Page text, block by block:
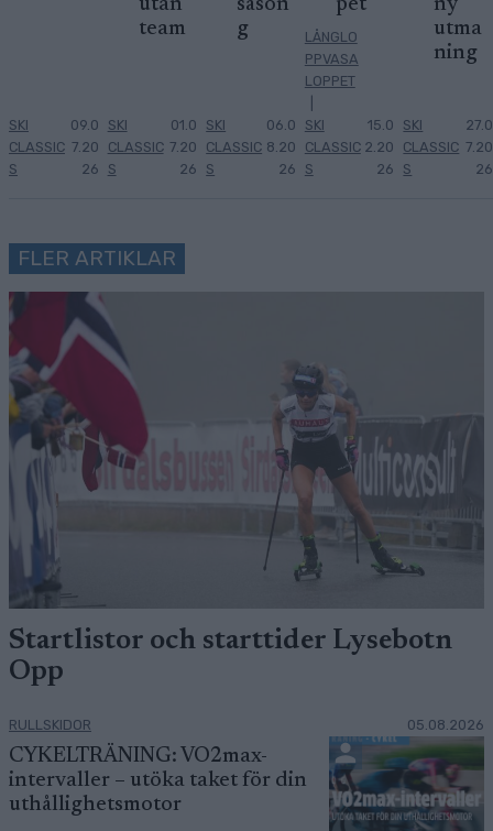
SKI
CLASSIC
S
09.0
7.20
26
utan
team
SKI
CLASSIC
S
01.0
7.20
26
säson
g
SKI
CLASSIC
S
06.0
8.20
26
pet
LÅNGLO
PPVASA
LOPPET
SKI
CLASSIC
S
15.0
2.20
26
ny
utma
ning
SKI
CLASSIC
S
27.0
7.20
26
FLER ARTIKLAR
Startlistor och starttider Lysebotn
Opp
RULLSKIDOR 05.08.2026
CYKELTRÄNING: VO2max-
intervaller – utöka taket för din
uthållighetsmotor